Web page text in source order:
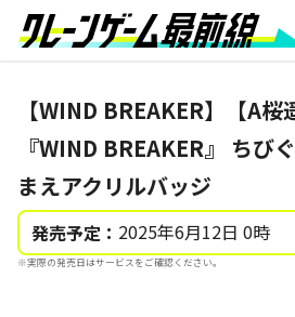
【WIND BREAKER】【A
『WIND BREAKER』 ちび
まえアクリルバッジ
発売予定： 2025年6月12日 0時
※実際の発売日はサービスをご確認ください。